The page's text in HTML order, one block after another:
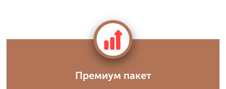
Премиум пакет